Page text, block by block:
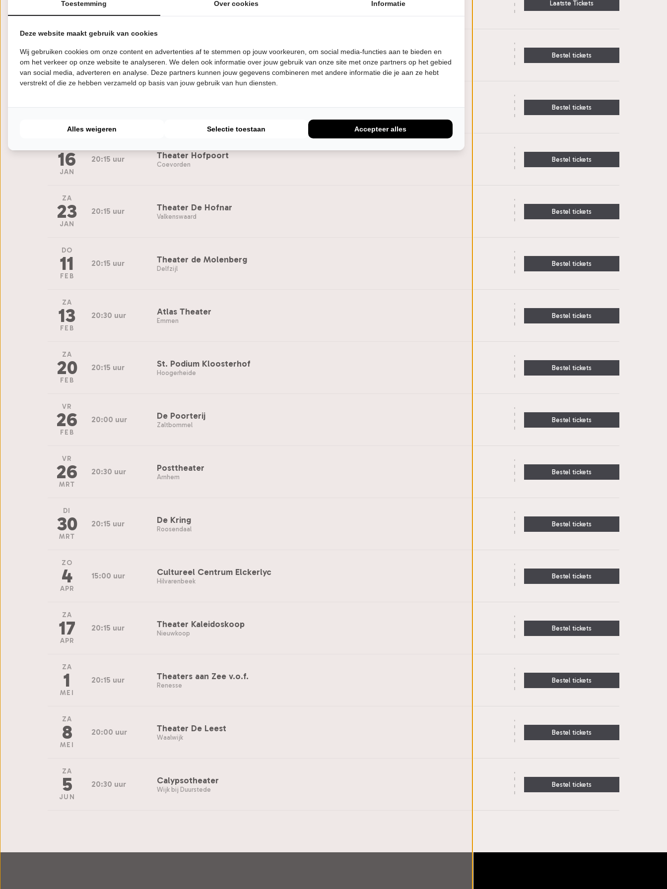
OKT
20:00 uur Laatste Tickets
3
DEC
20:15 uur Isala Theater
Capelle a/d IJssel
Bestel tickets
15 20:15 uur Bestel tickets
16
JAN
20:15 uur Theater Hofpoort
Coevorden
Bestel tickets
ZA
23
JAN
20:15 uur Theater De Hofnar
Valkenswaard
Bestel tickets
DO
11
FEB
20:15 uur Theater de Molenberg
Delfzijl
Bestel tickets
ZA
13
FEB
20:30 uur Atlas Theater
Emmen
Bestel tickets
ZA
20
FEB
20:15 uur St. Podium Kloosterhof
Hoogerheide
Bestel tickets
VR
26
FEB
20:00 uur De Poorterij
Zaltbommel
Bestel tickets
VR
26
MRT
20:30 uur Posttheater
Arnhem
Bestel tickets
DI
30
MRT
20:15 uur De Kring
Roosendaal
Bestel tickets
ZO
4
APR
15:00 uur Cultureel Centrum Elckerlyc
Hilvarenbeek
Bestel tickets
ZA
17
APR
20:15 uur Theater Kaleidoskoop
Nieuwkoop
Bestel tickets
ZA
1
MEI
20:15 uur Theaters aan Zee v.o.f.
Renesse
Bestel tickets
ZA
8
MEI
20:00 uur Theater De Leest
Waalwijk
Bestel tickets
ZA
5
JUN
20:30 uur Calypsotheater
Wijk bij Duurstede
Bestel tickets
Toestemming Over cookies Informatie
Deze website maakt gebruik van cookies
Wij gebruiken cookies om onze content en advertenties af te stemmen op jouw voorkeuren, om social media-functies aan te bieden en
om het verkeer op onze website te analyseren. We delen ook informatie over jouw gebruik van onze site met onze partners op het gebied
van social media, adverteren en analyse. Deze partners kunnen jouw gegevens combineren met andere informatie die je aan ze hebt
verstrekt of die ze hebben verzameld op basis van jouw gebruik van hun diensten.
Alles weigeren Selectie toestaan Accepteer alles